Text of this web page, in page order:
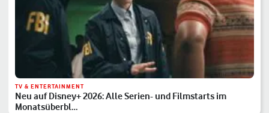
TV & ENTERTAINMENT
Neu auf Disney+ 2026: Alle Serien- und Filmstarts im
Monatsüberbl…